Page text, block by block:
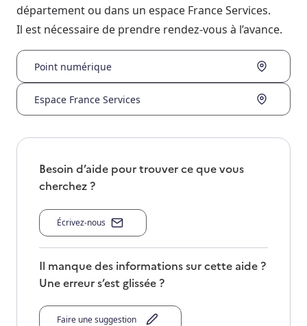
département ou dans un espace France Services.
Il est nécessaire de prendre rendez-vous à l’avance.
Point numérique
Espace France Services
Besoin d’aide pour trouver ce que vous
cherchez ?
Écrivez-nous
Il manque des informations sur cette aide ?
Une erreur s’est glissée ?
Faire une suggestion